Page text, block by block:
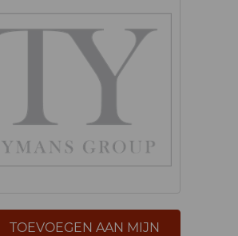
TOEVOEGEN AAN MIJN